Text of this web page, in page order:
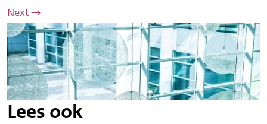
Next→
Lees ook